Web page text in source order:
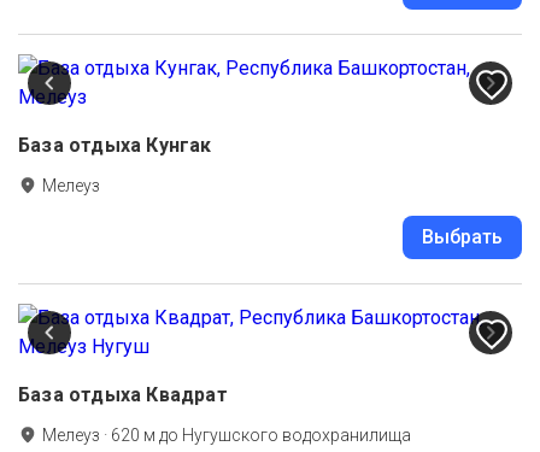
База отдыха Кунгак
Мелеуз
Выбрать
База отдыха Квадрат
Мелеуз · 620 м до Нугушского водохранилища